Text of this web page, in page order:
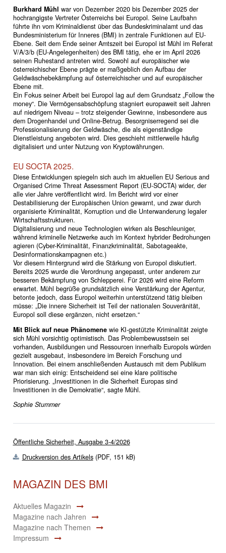
Burkhard Mühl war von Dezember 2020 bis Dezember 2025 der
hochrangigste Vertreter Österreichs bei Europol. Seine Laufbahn
führte ihn vom Kriminaldienst über das Bundeskriminalamt und das
Bundesministerium für Inneres (BMI) in zentrale Funktionen auf EU-
Ebene. Seit dem Ende seiner Amtszeit bei Europol ist Mühl im Referat
V/A/3/b (EU-Angelegenheiten) des BMI tätig, ehe er im April 2026
seinen Ruhestand antreten wird. Sowohl auf europäischer wie
österreichischer Ebene prägte er maßgeblich den Aufbau der
Geldwäschebekämpfung auf österreichischer und auf europäischer
Ebene mit.
Ein Fokus seiner Arbeit bei Europol lag auf dem Grundsatz „Follow the
money“. Die Vermögensabschöpfung stagniert europaweit seit Jahren
auf niedrigem Niveau – trotz steigender Gewinne, insbesondere aus
dem Drogenhandel und Online-Betrug. Besorgniserregend sei die
Professionalisierung der Geldwäsche, die als eigenständige
Dienstleistung angeboten wird. Dies geschieht mittlerweile häufig
digitalisiert und unter Nutzung von Kryptowährungen.
EU SOCTA 2025.
Diese Entwicklungen spiegeln sich auch im aktuellen EU Serious and
Organised Crime Threat Assessment Report (EU-SOCTA) wider, der
alle vier Jahre veröffentlicht wird. Im Bericht wird vor einer
Destabilisierung der Europäischen Union gewarnt, und zwar durch
organisierte Kriminalität, Korruption und die Unterwanderung legaler
Wirtschaftsstrukturen.
Digitalisierung und neue Technologien wirken als Beschleuniger,
während kriminelle Netzwerke auch im Kontext hybrider Bedrohungen
agieren (Cyber-Kriminalität, Finanzkriminalität, Sabotageakte,
Desinformationskampagnen etc.)
Vor diesem Hintergrund wird die Stärkung von Europol diskutiert.
Bereits 2025 wurde die Verordnung angepasst, unter anderem zur
besseren Bekämpfung von Schlepperei. Für 2026 wird eine Reform
erwartet. Mühl begrüße grundsätzlich eine Verstärkung der Agentur,
betonte jedoch, dass Europol weiterhin unterstützend tätig bleiben
müsse: „Die innere Sicherheit ist Teil der nationalen Souveränität,
Europol soll diese ergänzen, nicht ersetzen.“
Mit Blick auf neue Phänomenewie KI-gestützte Kriminalität zeigte
sich Mühl vorsichtig optimistisch. Das Problembewusstsein sei
vorhanden, Ausbildungen und Ressourcen innerhalb Europols würden
gezielt ausgebaut, insbesondere im Bereich Forschung und
Innovation. Bei einem anschließenden Austausch mit dem Publikum
war man sich einig: Entscheidend sei eine klare politische
Priorisierung. „Investitionen in die Sicherheit Europas sind
Investitionen in die Demokratie“, sagte Mühl.
Sophie Stummer
Öffentliche Sicherheit, Ausgabe 3-4/2026
Druckversion des Artikels(PDF, 151 kB)
MAGAZIN DES BMI
Aktuelles Magazin
Magazine nach Jahren
Magazine nach Themen
Impressum